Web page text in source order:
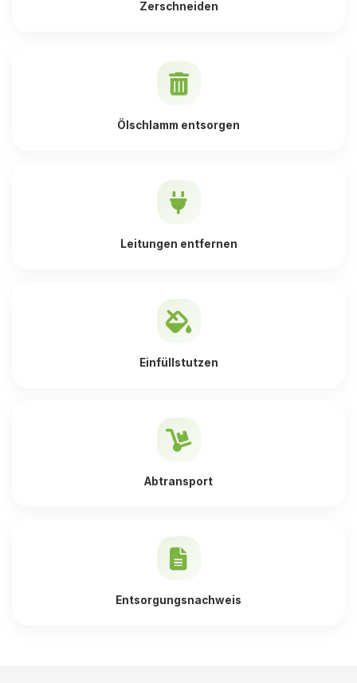
Zerschneiden
Ölschlamm entsorgen
Leitungen entfernen
Einfüllstutzen
Abtransport
Entsorgungsnachweis